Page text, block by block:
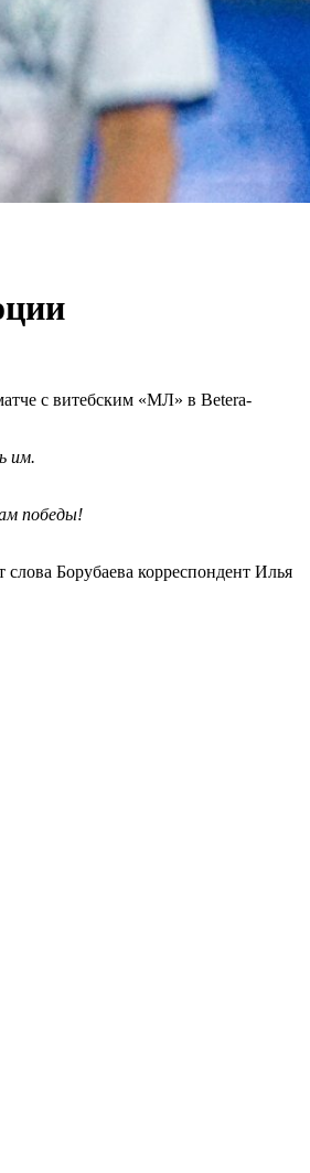
с витебским «МЛ» в Betera-
им.
победы!
Борубаева корреспондент Илья